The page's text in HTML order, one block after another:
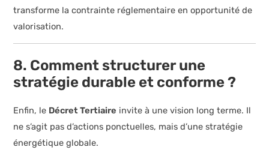
transforme la contrainte réglementaire en opportunité de
valorisation.
8. Comment structurer une
stratégie durable et conforme ?
Enfin, le Décret Tertiaire invite à une vision long terme. Il
ne s’agit pas d’actions ponctuelles, mais d’une stratégie
énergétique globale.